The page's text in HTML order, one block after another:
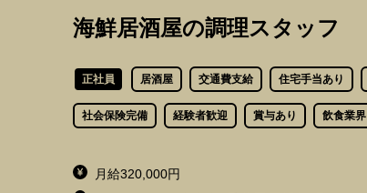
海鮮居酒屋の調理スタッフ
正社員 居酒屋 交通費支給 住宅手当あり
社会保険完備 経験者歓迎 賞与あり 飲食業界
月給320,000円